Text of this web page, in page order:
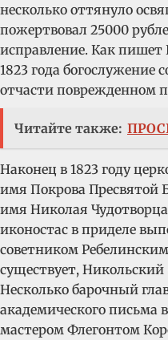
несколько оттянуло
пожертвовал 25000
исправление. Как пишет
1823 года богослужение
отчасти поврежденном
Читайте также:
Наконец в 1823 году
имя Покрова Пресвятой
имя Николая Чудотворца
иконостас в приделе
советником
существует,
Несколько барочный
академического письма
мастером Флегонтом